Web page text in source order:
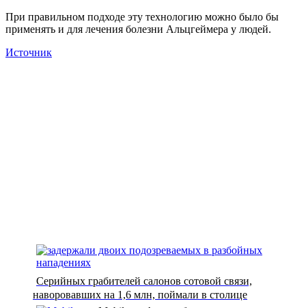
При правильном подходе эту технологию можно было бы
применять и для лечения болезни Альцгеймера у людей.
Источник
Серийных грабителей салонов сотовой связи,
наворовавших на 1,6 млн, поймали в столице